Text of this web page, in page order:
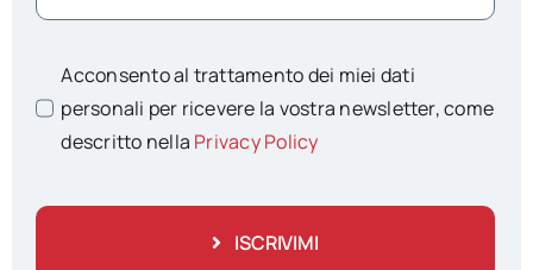
Acconsento al trattamento dei miei dati
personali per ricevere la vostra newsletter, come
descritto nella Privacy Policy
ISCRIVIMI